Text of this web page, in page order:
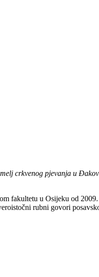
crkvenog pjevanja u
fakultetu u Osijeku od
rubni govori